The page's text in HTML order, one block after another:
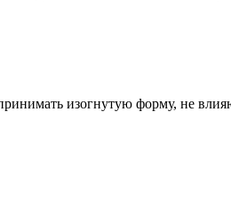
изогнутую форму, не